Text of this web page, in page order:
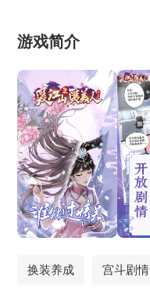
游戏简介
换装养成 宫斗剧情